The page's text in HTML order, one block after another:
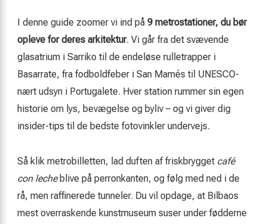
I denne guide zoomer vi ind på 9 metrostationer, du bør
opleve for deres arkitektur. Vi går fra det svævende
glasatrium i Sarriko til de endeløse rulletrapper i
Basarrate, fra fodboldfeber i San Mamés til UNESCO-
nært udsyn i Portugalete. Hver station rummer sin egen
historie om lys, bevægelse og byliv – og vi giver dig
insider-tips til de bedste fotovinkler undervejs.
Så klik metrobilletten, lad duften af friskbrygget café
con lecheblive på perronkanten, og følg med ned i de
rå, men raffinerede tunneler. Du vil opdage, at Bilbaos
mest overraskende kunstmuseum suser under fødderne